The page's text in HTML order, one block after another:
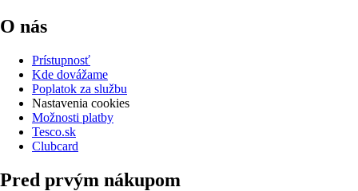
O nás
Prístupnosť
Kde dovážame
Poplatok za službu
Nastavenia cookies
Možnosti platby
Tesco.sk
Clubcard
Pred prvým nákupom